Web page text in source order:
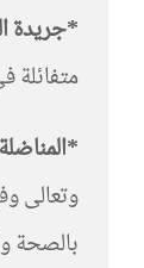
*جريدة
وتعالى
بالصحة